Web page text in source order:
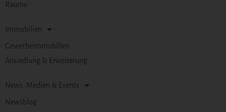
Räume
Immobilien
Gewerbeimmobilien
Ansiedlung & Erweiterung
News, Medien & Events
Newsblog